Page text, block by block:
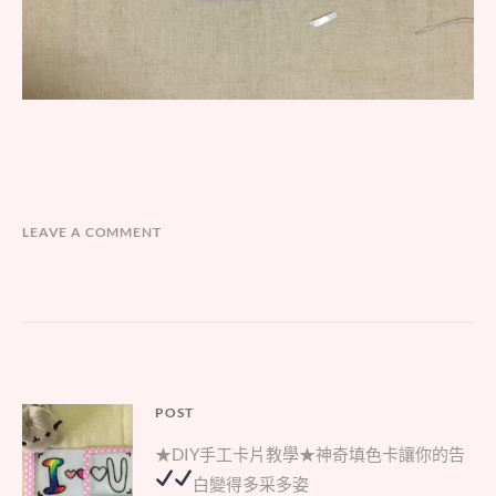
LEAVE A COMMENT
文
章
導
POST
Parent
post:
★DIY手工卡片教學★神奇填色卡讓你的告
白變得多采多姿